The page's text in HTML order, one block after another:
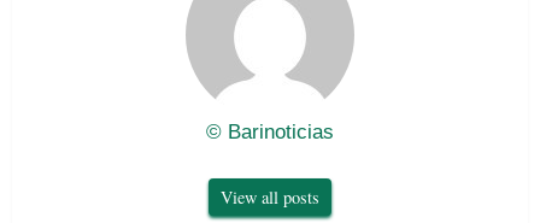
© Barinoticias
View all posts